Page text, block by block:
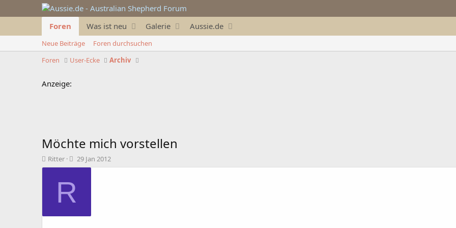
Foren Was ist neu Galerie Aussie.de
Neue Beiträge
Foren durchsuchen
Foren
User-Ecke Archiv
Anzeige:
Möchte mich vorstellen
T
h
Ritter
B
e
29 Jan 2012
R